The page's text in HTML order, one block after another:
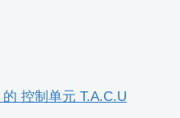
控制单元 T.A.C.U